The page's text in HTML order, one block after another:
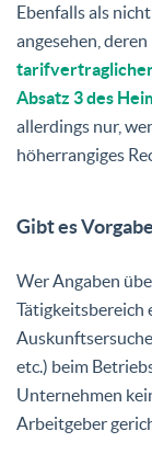
Ebenfalls als
angesehen,
Absatz 3 des
allerdings nur,
höherrangiges
Gibt es
Wer Angaben
Tätigkeitsbereich
etc.) beim
Unternehmen
Arbeitgeber